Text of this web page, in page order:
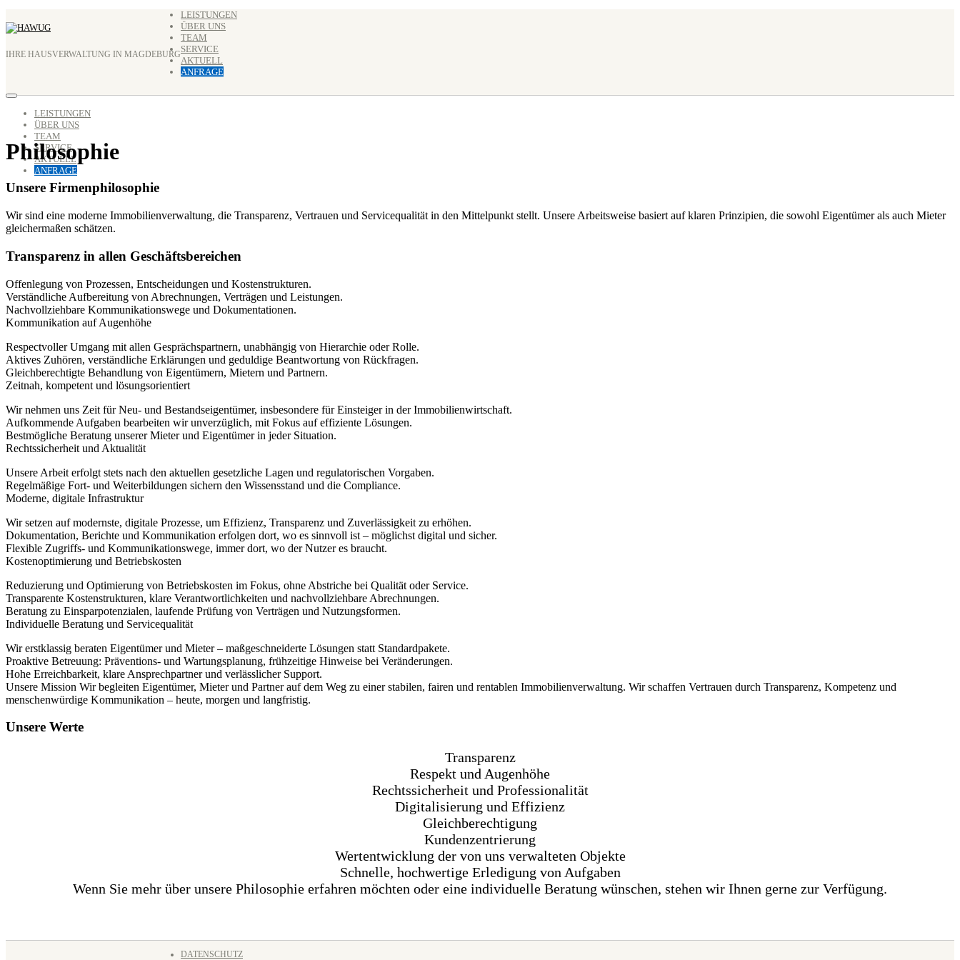
Inhalt
IHRE HAUSVERWALTUNG IN MAGDEBURG
LEISTUNGEN
ÜBER UNS
TEAM
SERVICE
AKTUELL
ANFRAGE
LEISTUNGEN
ÜBER UNS
TEAM
SERVICE
AKTUELL
ANFRAGE
Philosophie
Unsere Firmenphilosophie
Wir sind eine moderne Immobilienverwaltung, die Transparenz, Vertrauen und Servicequalität in den Mittelpunkt stellt. Unsere Arbeitsweise basiert auf klaren Prinzipien, die sowohl Eigentümer als auch Mieter
gleichermaßen schätzen.
Transparenz in allen Geschäftsbereichen
Offenlegung von Prozessen, Entscheidungen und Kostenstrukturen.
Verständliche Aufbereitung von Abrechnungen, Verträgen und Leistungen.
Nachvollziehbare Kommunikationswege und Dokumentationen.
Kommunikation auf Augenhöhe
Respectvoller Umgang mit allen Gesprächspartnern, unabhängig von Hierarchie oder Rolle.
Aktives Zuhören, verständliche Erklärungen und geduldige Beantwortung von Rückfragen.
Gleichberechtigte Behandlung von Eigentümern, Mietern und Partnern.
Zeitnah, kompetent und lösungsorientiert
Wir nehmen uns Zeit für Neu- und Bestandseigentümer, insbesondere für Einsteiger in der Immobilienwirtschaft.
Aufkommende Aufgaben bearbeiten wir unverzüglich, mit Fokus auf effiziente Lösungen.
Bestmögliche Beratung unserer Mieter und Eigentümer in jeder Situation.
Rechtssicherheit und Aktualität
Unsere Arbeit erfolgt stets nach den aktuellen gesetzliche Lagen und regulatorischen Vorgaben.
Regelmäßige Fort- und Weiterbildungen sichern den Wissensstand und die Compliance.
Moderne, digitale Infrastruktur
Wir setzen auf modernste, digitale Prozesse, um Effizienz, Transparenz und Zuverlässigkeit zu erhöhen.
Dokumentation, Berichte und Kommunikation erfolgen dort, wo es sinnvoll ist – möglichst digital und sicher.
Flexible Zugriffs- und Kommunikationswege, immer dort, wo der Nutzer es braucht.
Kostenoptimierung und Betriebskosten
Reduzierung und Optimierung von Betriebskosten im Fokus, ohne Abstriche bei Qualität oder Service.
Transparente Kostenstrukturen, klare Verantwortlichkeiten und nachvollziehbare Abrechnungen.
Beratung zu Einsparpotenzialen, laufende Prüfung von Verträgen und Nutzungsformen.
Individuelle Beratung und Servicequalität
Wir erstklassig beraten Eigentümer und Mieter – maßgeschneiderte Lösungen statt Standardpakete.
Proaktive Betreuung: Präventions- und Wartungsplanung, frühzeitige Hinweise bei Veränderungen.
Hohe Erreichbarkeit, klare Ansprechpartner und verlässlicher Support.
Unsere Mission Wir begleiten Eigentümer, Mieter und Partner auf dem Weg zu einer stabilen, fairen und rentablen Immobilienverwaltung. Wir schaffen Vertrauen durch Transparenz, Kompetenz und
menschenwürdige Kommunikation – heute, morgen und langfristig.
Unsere Werte
Transparenz
Respekt und Augenhöhe
Rechtssicherheit und Professionalität
Digitalisierung und Effizienz
Gleichberechtigung
Kundenzentrierung
Wertentwicklung der von uns verwalteten Objekte
Schnelle, hochwertige Erledigung von Aufgaben
Wenn Sie mehr über unsere Philosophie erfahren möchten oder eine individuelle Beratung wünschen, stehen wir Ihnen gerne zur Verfügung.
DATENSCHUTZ